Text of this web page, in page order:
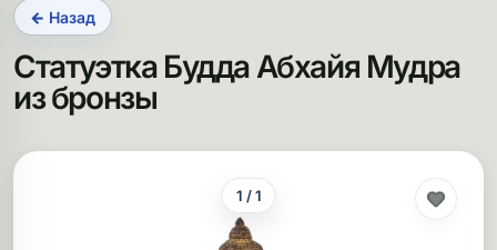
Бонги
бонги
с перколятором
бонги
Металлические
Выпариватели
← Назад
Статуэтка Будда Абхайя Мудра
из бронзы
1 / 1